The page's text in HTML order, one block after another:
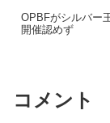
OPBFがシルバー
開催認めず
コメント